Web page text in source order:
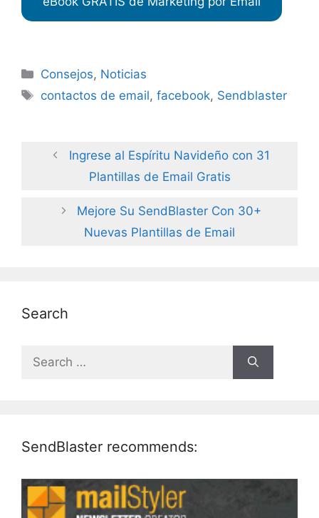
Categories
Consejos, Noticias
Tags
contactos de email,facebook, Sendblaster
Ingrese al Espíritu Navideño con 31
Plantillas de Email Gratis
Mejore Su SendBlaster Con 30+
Nuevas Plantillas de Email
Search
Search
SendBlaster recommends: